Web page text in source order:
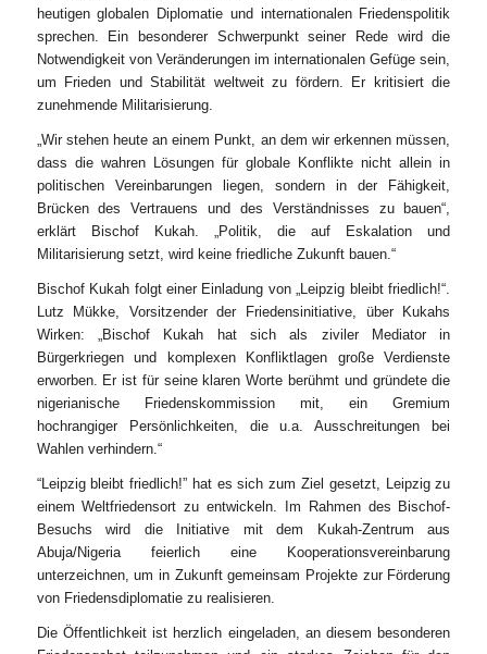
heutigen globalen Diplomatie und internationalen Friedenspolitik
sprechen. Ein besonderer Schwerpunkt seiner Rede wird die
Notwendigkeit von Veränderungen im internationalen Gefüge sein,
um Frieden und Stabilität weltweit zu fördern. Er kritisiert die
zunehmende Militarisierung.
Wir stehen heute an einem Punkt, an dem wir erkennen müssen,
dass die wahren Lösungen für globale Konflikte nicht allein in
politischen Vereinbarungen liegen, sondern in der Fähigkeit,
Brücken des Vertrauens und des Verständnisses zu bauen“,
erklärt Bischof Kukah. „Politik, die auf Eskalation und
Militarisierung setzt, wird keine friedliche Zukunft bauen.“
Bischof Kukah folgt einer Einladung von „Leipzig bleibt friedlich!“.
Lutz Mükke, Vorsitzender der Friedensinitiative, über Kukahs
Wirken: „Bischof Kukah hat sich als ziviler Mediator in
Bürgerkriegen und komplexen Konfliktlagen große Verdienste
erworben. Er ist für seine klaren Worte berühmt und gründete die
nigerianische Friedenskommission mit, ein Gremium
hochrangiger Persönlichkeiten, die u.a. Ausschreitungen bei
Wahlen verhindern.“
“Leipzig bleibt friedlich!” hat es sich zum Ziel gesetzt, Leipzig zu
einem Weltfriedensort zu entwickeln. Im Rahmen des Bischof-
Besuchs wird die Initiative mit dem Kukah-Zentrum aus
Abuja/Nigeria feierlich eine Kooperationsvereinbarung
unterzeichnen, um in Zukunft gemeinsam Projekte zur Förderung
von Friedensdiplomatie zu realisieren.
Die Öffentlichkeit ist herzlich eingeladen, an diesem besonderen